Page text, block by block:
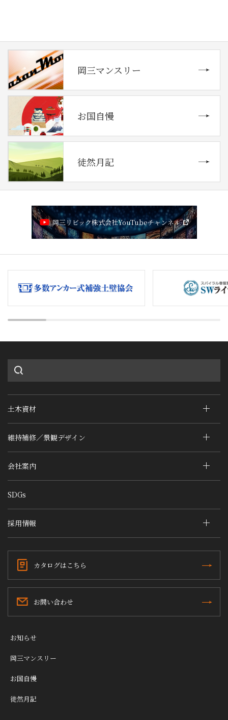
岡三マンスリー
お国自慢
徒然月記
岡三リビック株式会社YouTubeチャンネル
土木資材
維持補修／景観デザイン
会社案内
SDGs
採用情報
カタログはこちら
お問い合わせ
お知らせ
岡三マンスリー
お国自慢
徒然月記